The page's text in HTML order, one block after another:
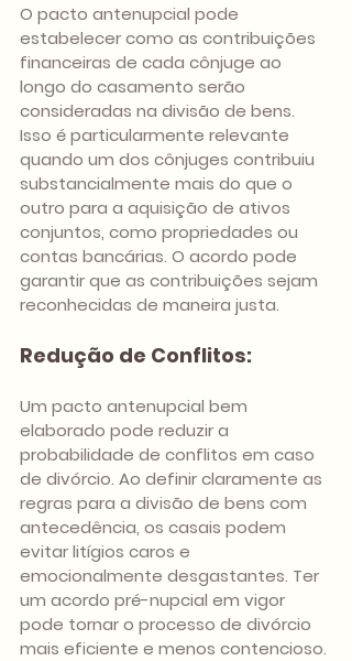
O pacto antenupcial pode
estabelecer como as contribuições
financeiras de cada cônjuge ao
longo do casamento serão
consideradas na divisão de bens.
Isso é particularmente relevante
quando um dos cônjuges contribuiu
substancialmente mais do que o
outro para a aquisição de ativos
conjuntos, como propriedades ou
contas bancárias. O acordo pode
garantir que as contribuições sejam
reconhecidas de maneira justa.
Redução de Conflitos:
Um pacto antenupcial bem
elaborado pode reduzir a
probabilidade de conflitos em caso
de divórcio. Ao definir claramente as
regras para a divisão de bens com
antecedência, os casais podem
evitar litígios caros e
emocionalmente desgastantes. Ter
um acordo pré-nupcial em vigor
pode tornar o processo de divórcio
mais eficiente e menos contencioso.